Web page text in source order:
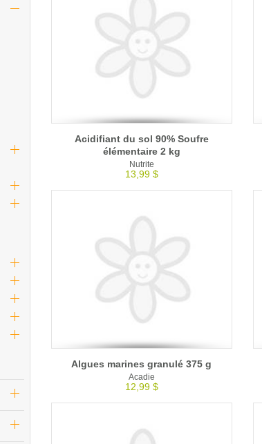
Acidifiant du sol 90% Soufre
élémentaire 2 kg
Nutrite
13,99 $
Algues marines granulé 375 g
Acadie
12,99 $